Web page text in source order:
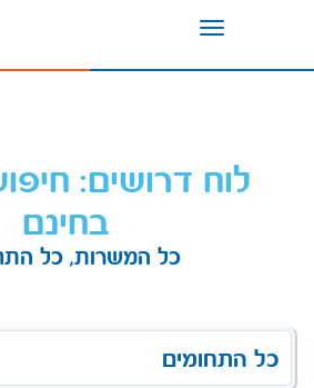
Toggle
לוח דרושים:
בחינם
כל המשרות, כל
כל התחומים